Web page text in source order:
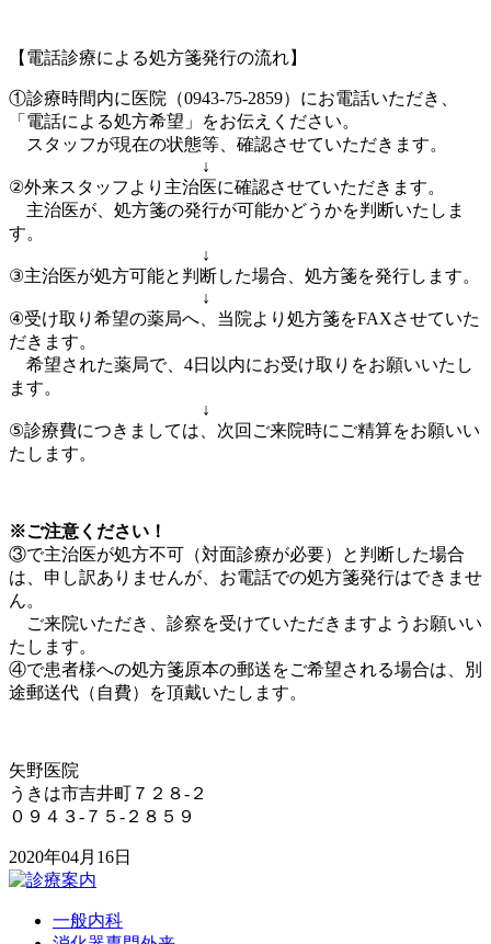
【電話診療による処方箋発行の流れ】
①診療時間内に医院（0943-75-2859）にお電話いただき、
「電話による処方希望」をお伝えください。
スタッフが現在の状態等、確認させていただきます。
↓
②外来スタッフより主治医に確認させていただきます。
主治医が、処方箋の発行が可能かどうかを判断いたしま
す。
↓
③主治医が処方可能と判断した場合、処方箋を発行します。
↓
④受け取り希望の薬局へ、当院より処方箋をFAXさせていた
だきます。
希望された薬局で、4日以内にお受け取りをお願いいたし
ます。
↓
⑤診療費につきましては、次回ご来院時にご精算をお願いい
たします。
※ご注意ください！
③で主治医が処方不可（対面診療が必要）と判断した場合
は、申し訳ありませんが、お電話での処方箋発行はできませ
ん。
ご来院いただき、診察を受けていただきますようお願いい
たします。
④で患者様への処方箋原本の郵送をご希望される場合は、別
途郵送代（自費）を頂戴いたします。
矢野医院
うきは市吉井町７２８-２
０９４３-７５-２８５９
2020年04月16日
一般内科